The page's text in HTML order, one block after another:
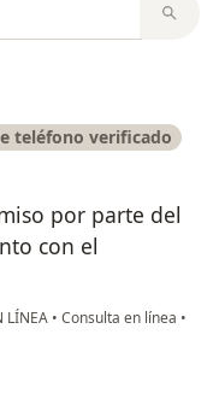
teléfono verificado
por parte del
con el
LÍNEA • Consulta en línea •